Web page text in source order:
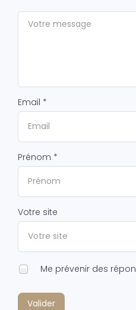
Email *
Prénom *
Votre site
Me prévenir des
Valider